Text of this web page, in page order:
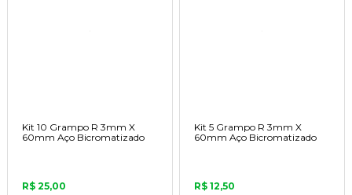
Kit 10 Grampo R 3mm X
60mm Aço Bicromatizado
R$ 25,00
Kit 5 Grampo R 3mm X
60mm Aço Bicromatizado
R$ 12,50